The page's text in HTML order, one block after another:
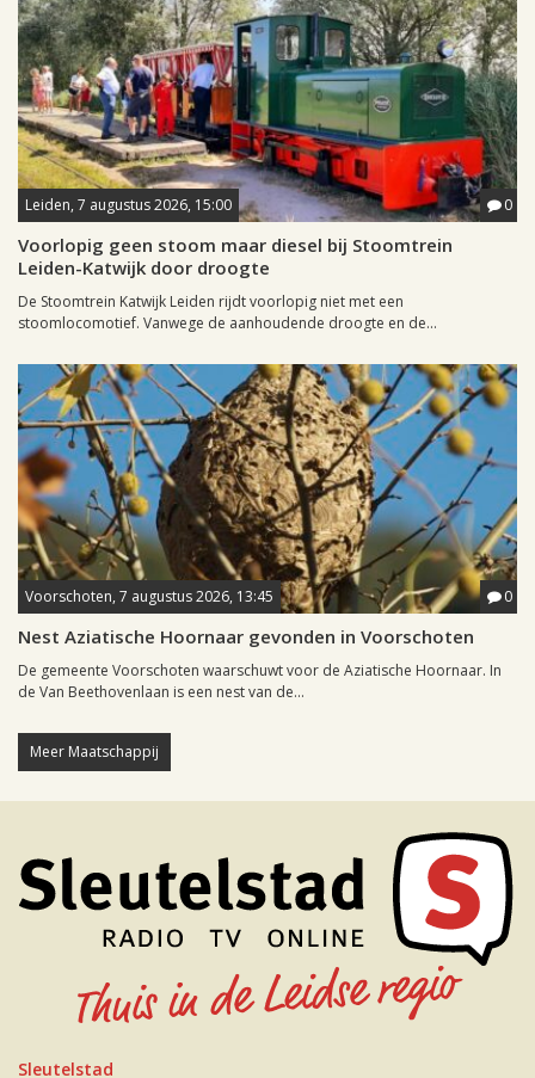
Leiden, 7 augustus 2026, 15:00 0
Voorlopig geen stoom maar diesel bij Stoomtrein
Leiden-Katwijk door droogte
De Stoomtrein Katwijk Leiden rijdt voorlopig niet met een
stoomlocomotief. Vanwege de aanhoudende droogte en de...
Voorschoten, 7 augustus 2026, 13:45 0
Nest Aziatische Hoornaar gevonden in Voorschoten
De gemeente Voorschoten waarschuwt voor de Aziatische Hoornaar. In
de Van Beethovenlaan is een nest van de...
Meer Maatschappij
Sleutelstad